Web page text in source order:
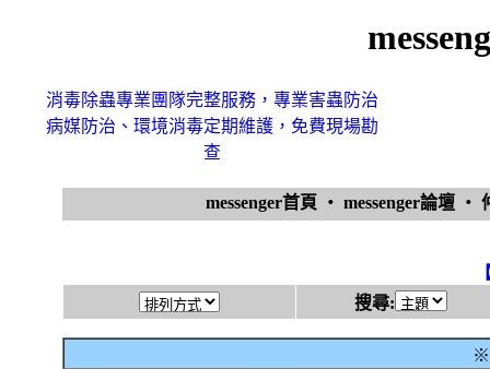
消毒除蟲專業團隊完整服務，專業害蟲防治
病媒防治、環境消毒定期維護，免費現場勘
查
messenger首頁 ‧ messenger論壇 ‧
搜尋:
※